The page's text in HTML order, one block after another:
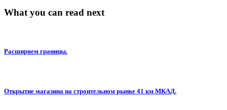
What you can read next
Расширяем границы.
Открытие магазина на строительном рынке 41 км МКАД.